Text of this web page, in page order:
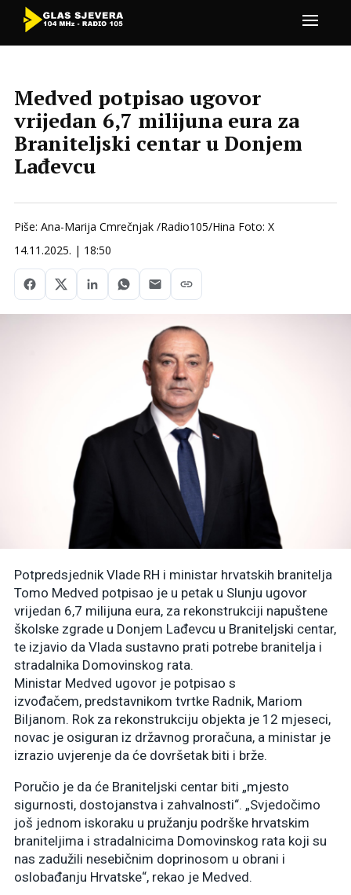
Medved potpisao ugovor
vrijedan 6,7 milijuna eura za
Braniteljski centar u Donjem
Lađevcu
Piše: Ana-Marija Cmrečnjak /Radio105/Hina Foto: X
14.11.2025. | 18:50
Potpredsjednik Vlade RH i ministar hrvatskih branitelja
Tomo Medved potpisao je u petak u Slunju ugovor
vrijedan 6,7 milijuna eura, za rekonstrukciji napuštene
školske zgrade u Donjem Lađevcu u Braniteljski centar,
te izjavio da Vlada sustavno prati potrebe branitelja i
stradalnika Domovinskog rata.
Ministar Medved ugovor je potpisao s
izvođačem, predstavnikom tvrtke Radnik, Mariom
Biljanom. Rok za rekonstrukciju objekta je 12 mjeseci,
novac je osiguran iz državnog proračuna, a ministar je
izrazio uvjerenje da će dovršetak biti i brže.
Poručio je da će Braniteljski centar biti „mjesto
sigurnosti, dostojanstva i zahvalnosti“. „Svjedočimo
još jednom iskoraku u pružanju podrške hrvatskim
braniteljima i stradalnicima Domovinskog rata koji su
nas zadužili nesebičnim doprinosom u obrani i
oslobađanju Hrvatske“, rekao je Medved.